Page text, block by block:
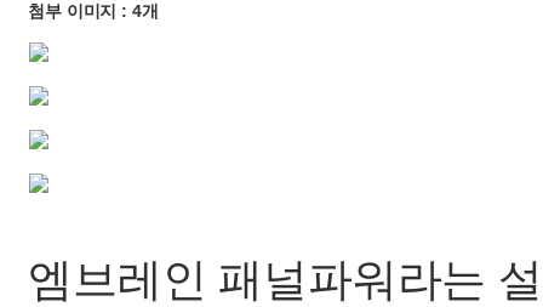
첨부 이미지 : 4개
엠브레인 패널파워라는